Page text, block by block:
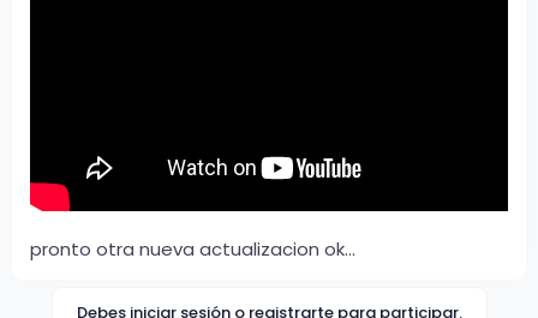
pronto otra nueva actualizacion ok...
Debes iniciar sesión o registrarte para participar.